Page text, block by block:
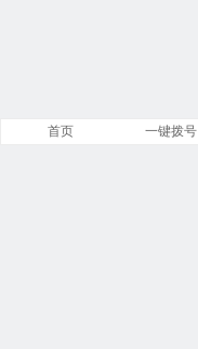
首页 一键拨号